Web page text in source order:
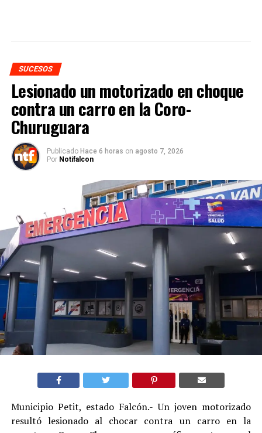
SUCESOS
Lesionado un motorizado en choque
contra un carro en la Coro-
Churuguara
Publicado Hace 6 horas on agosto 7, 2026
Por Notifalcon
Municipio Petit, estado Falcón.- Un joven motorizado
resultó lesionado al chocar contra un carro en la